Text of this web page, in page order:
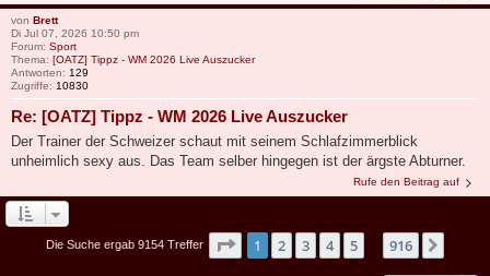
von Brett
Di Jul 07, 2026 10:50 pm
Forum: Sport
Thema: [OATZ] Tippz - WM 2026 Live Auszucker
Antworten: 129
Zugriffe: 10830
Re: [OATZ] Tippz - WM 2026 Live Auszucker
Der Trainer der Schweizer schaut mit seinem Schlafzimmerblick
unheimlich sexy aus. Das Team selber hingegen ist der ärgste Abturner.
Rufe den Beitrag auf
Die Suche ergab 9154 Treffer Seite 1von 916
1 2 3 4 5 916